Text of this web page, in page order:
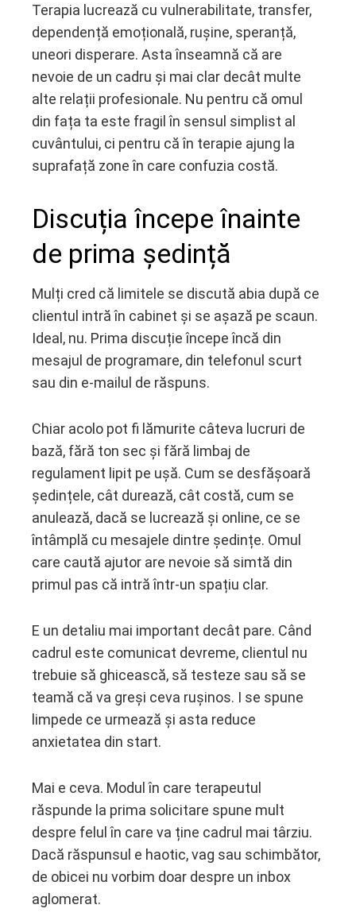
Terapia lucrează cu vulnerabilitate, transfer,
dependență emoțională, rușine, speranță,
uneori disperare. Asta înseamnă că are
nevoie de un cadru și mai clar decât multe
alte relații profesionale. Nu pentru că omul
din fața ta este fragil în sensul simplist al
cuvântului, ci pentru că în terapie ajung la
suprafață zone în care confuzia costă.
Discuția începe înainte
de prima ședință
Mulți cred că limitele se discută abia după ce
clientul intră în cabinet și se așază pe scaun.
Ideal, nu. Prima discuție începe încă din
mesajul de programare, din telefonul scurt
sau din e-mailul de răspuns.
Chiar acolo pot fi lămurite câteva lucruri de
bază, fără ton sec și fără limbaj de
regulament lipit pe ușă. Cum se desfășoară
ședințele, cât durează, cât costă, cum se
anulează, dacă se lucrează și online, ce se
întâmplă cu mesajele dintre ședințe. Omul
care caută ajutor are nevoie să simtă din
primul pas că intră într-un spațiu clar.
E un detaliu mai important decât pare. Când
cadrul este comunicat devreme, clientul nu
trebuie să ghicească, să testeze sau să se
teamă că va greși ceva rușinos. I se spune
limpede ce urmează și asta reduce
anxietatea din start.
Mai e ceva. Modul în care terapeutul
răspunde la prima solicitare spune mult
despre felul în care va ține cadrul mai târziu.
Dacă răspunsul e haotic, vag sau schimbător,
de obicei nu vorbim doar despre un inbox
aglomerat.